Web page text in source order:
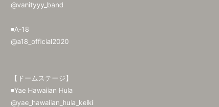
@vanityyy_band
◾️A-18
@a18_official2020
【ドームステージ】
◾️Yae Hawaiian Hula
@yae_hawaiian_hula_keiki